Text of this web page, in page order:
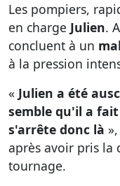
Les pompiers,
en charge Julien.
concluent à un
à la pression
« Julien a été
semble qu'il a
s'arrête donc là
après avoir pris la
tournage.